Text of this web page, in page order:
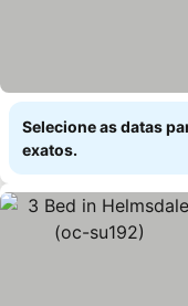
Selecione as datas
exatos.